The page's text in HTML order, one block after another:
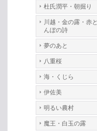
杜氏潤平・朝掘り
川越・金の露・赤と
んぼの詩
夢のあと
八重桜
海・くじら
伊佐美
明るい農村
魔王・白玉の露